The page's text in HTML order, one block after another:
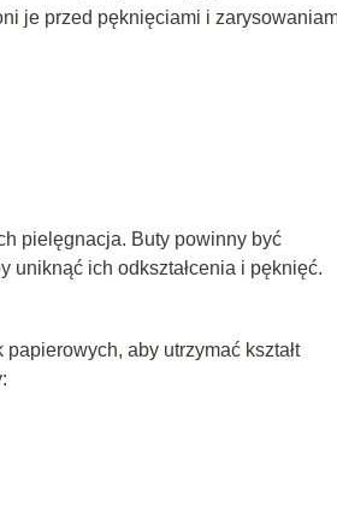
je przed pęknięciami i
pielęgnacja. Buty powinny być
uniknąć ich odkształcenia i pęknięć.
aby utrzymać kształt